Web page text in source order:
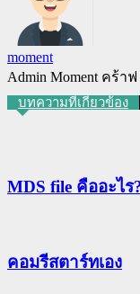
moment
Admin Moment คร้า
บทความที่เกี่ยวข้อง
MDS file คืออะไร
คอมรีสตาร์ทเอง